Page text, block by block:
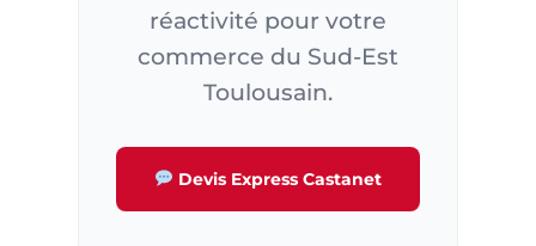
réactivité pour votre
commerce du Sud-Est
Toulousain.
Devis Express Castanet